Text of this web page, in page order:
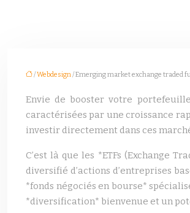
/Webdesign/ Emerging market exchange traded
Envie de booster votre
caractérisées par une croissance
investir directement dans ces
C’est là que les *ETFs (Exchange
diversifié d’actions d’entreprises
*fonds négociés en bourse*
*diversification* bienvenue et un